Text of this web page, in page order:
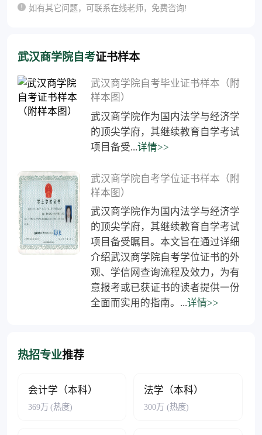
如有其它问题，可联系在线老师，免费咨询!
武汉商学院自考证书样本
武汉商学院自考毕业证书样本（附
样本图）
武汉商学院作为国内法学与经济学
的顶尖学府，其继续教育自学考试
项目备受...详情>>
武汉商学院自考学位证书样本（附
样本图）
武汉商学院作为国内法学与经济学
的顶尖学府，其继续教育自学考试
项目备受瞩目。本文旨在通过详细
介绍武汉商学院自考学位证书的外
观、学信网查询流程及效力，为有
意报考或已获证书的读者提供一份
全面而实用的指南。...详情>>
热招专业推荐
会计学（本科）
369万 (热度)
法学（本科）
300万 (热度)